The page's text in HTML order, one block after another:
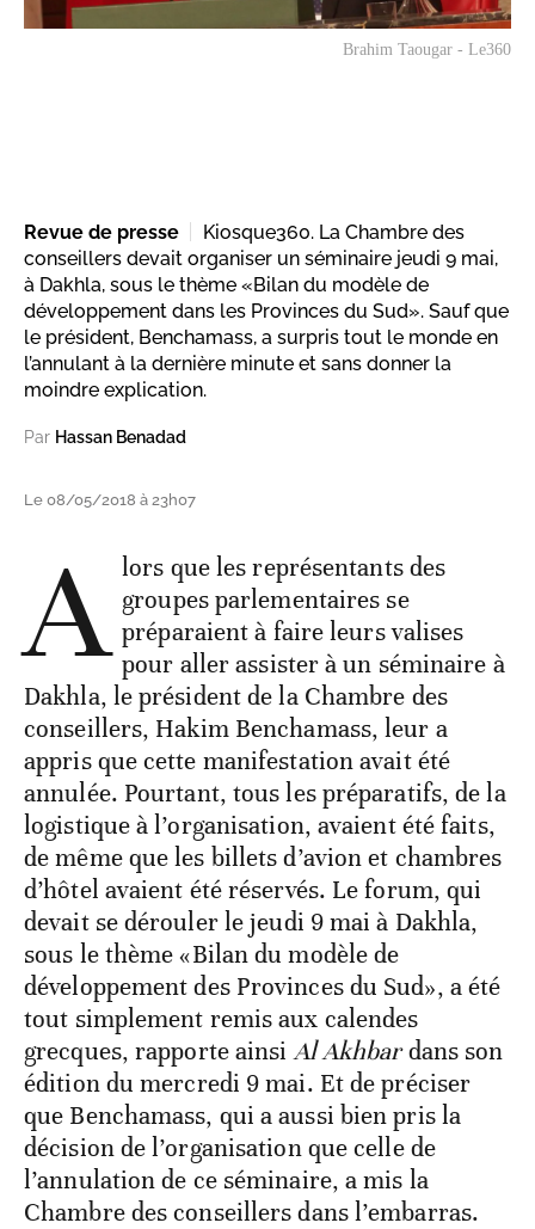
Brahim Taougar - Le360
Revue de presse
Kiosque360. La Chambre des
conseillers devait organiser un séminaire jeudi 9 mai,
à Dakhla, sous le thème «Bilan du modèle de
développement dans les Provinces du Sud». Sauf que
le président, Benchamass, a surpris tout le monde en
l’annulant à la dernière minute et sans donner la
moindre explication.
Par Hassan Benadad
Le 08/05/2018 à 23h07
A lors que les représentants des
groupes parlementaires se
préparaient à faire leurs valises
pour aller assister à un séminaire à
Dakhla, le président de la Chambre des
conseillers, Hakim Benchamass, leur a
appris que cette manifestation avait été
annulée. Pourtant, tous les préparatifs, de la
logistique à l’organisation, avaient été faits,
de même que les billets d’avion et chambres
d’hôtel avaient été réservés. Le forum, qui
devait se dérouler le jeudi 9 mai à Dakhla,
sous le thème «Bilan du modèle de
développement des Provinces du Sud», a été
tout simplement remis aux calendes
grecques, rapporte ainsiAl Akhbardans son
édition du mercredi 9 mai. Et de préciser
que Benchamass, qui a aussi bien pris la
décision de l’organisation que celle de
l’annulation de ce séminaire, a mis la
Chambre des conseillers dans l’embarras.